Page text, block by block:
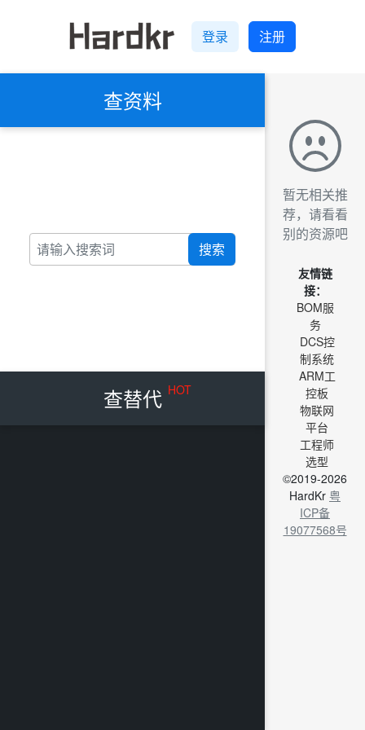
登录 注册
查资料
搜索
查替代 HOT
暂无相关推
荐，请看看
别的资源吧
友情链
接：
BOM服
务
DCS控
制系统
ARM工
控板
物联网
平台
工程师
选型
©2019-2026
HardKr 粤
ICP备
19077568号